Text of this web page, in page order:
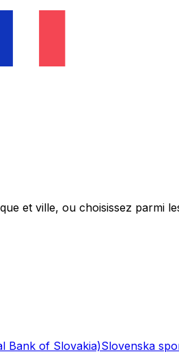
et ville, ou choisissez parmi
Bank of Slovakia)Slovenska